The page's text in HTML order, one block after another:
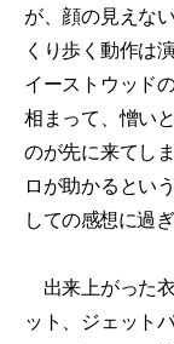
が、顔の見えな
くり歩く動作は
イーストウッド
相まって、憎い
のが先に来てし
ロが助かるとい
しての感想に過
出来上がった
ット、ジェット